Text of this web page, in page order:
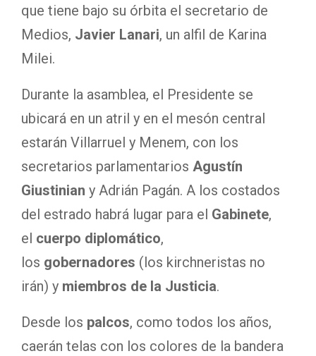
que tiene bajo su órbita el secretario de
Medios, Javier Lanari, un alfil de Karina
Milei.
Durante la asamblea, el Presidente se
ubicará en un atril y en el mesón central
estarán Villarruel y Menem, con los
secretarios parlamentarios Agustín
Giustinian y Adrián Pagán. A los costados
del estrado habrá lugar para el Gabinete,
el cuerpo diplomático,
los gobernadores (los kirchneristas no
irán) y miembros de la Justicia.
Desde los palcos, como todos los años,
caerán telas con los colores de la bandera